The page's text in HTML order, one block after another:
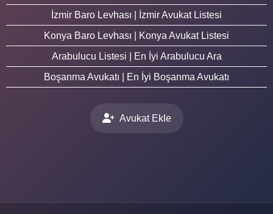
İzmir Baro Levhası | İzmir Avukat Listesi
Konya Baro Levhası | Konya Avukat Listesi
Arabulucu Listesi | En İyi Arabulucu Ara
Boşanma Avukatı | En İyi Boşanma Avukatı
Avukat Ekle